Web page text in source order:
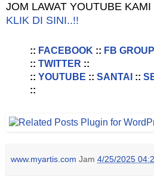
JOM LAWAT YOUTUBE
KLIK DI SINI..!!
:: FACEBOOK :: FB
:: TWITTER ::
:: YOUTUBE :: SANTAI ::
::
www.myartis.com Jam 4/25/2025